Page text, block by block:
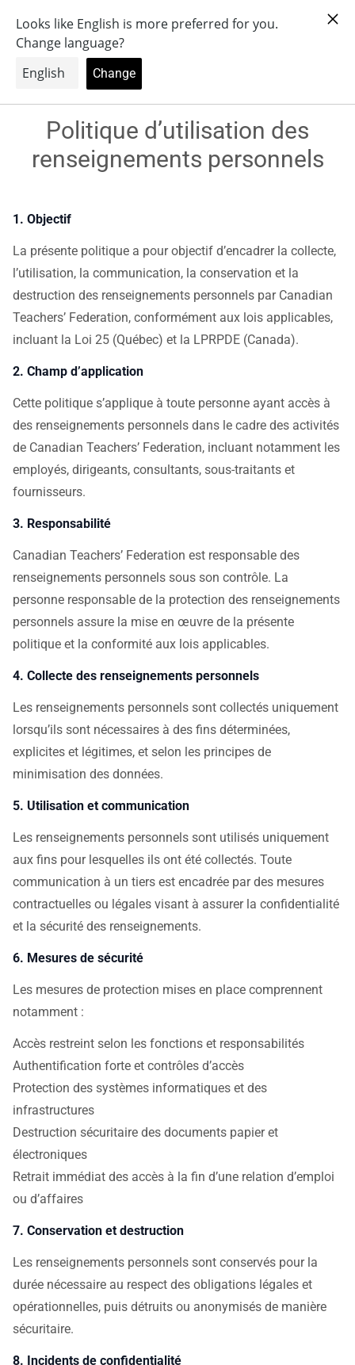
Livraison gratuite au Canada | Commandes de 100 $ et +
= 10 % de rabais - Code : CTF10
Politique d’utilisation des
renseignements personnels
1. Objectif
La présente politique a pour objectif d’encadrer la collecte,
l’utilisation, la communication, la conservation et la
destruction des renseignements personnels par Canadian
Teachers’ Federation, conformément aux lois applicables,
incluant la Loi 25 (Québec) et la LPRPDE (Canada).
2. Champ d’application
Cette politique s’applique à toute personne ayant accès à
des renseignements personnels dans le cadre des activités
de Canadian Teachers’ Federation, incluant notamment les
employés, dirigeants, consultants, sous-traitants et
fournisseurs.
3. Responsabilité
Canadian Teachers’ Federation est responsable des
renseignements personnels sous son contrôle. La
personne responsable de la protection des renseignements
personnels assure la mise en œuvre de la présente
politique et la conformité aux lois applicables.
4. Collecte des renseignements personnels
Les renseignements personnels sont collectés uniquement
lorsqu’ils sont nécessaires à des fins déterminées,
explicites et légitimes, et selon les principes de
minimisation des données.
5. Utilisation et communication
Les renseignements personnels sont utilisés uniquement
aux fins pour lesquelles ils ont été collectés. Toute
communication à un tiers est encadrée par des mesures
contractuelles ou légales visant à assurer la confidentialité
et la sécurité des renseignements.
6. Mesures de sécurité
Les mesures de protection mises en place comprennent
notamment :
Accès restreint selon les fonctions et responsabilités
Authentification forte et contrôles d’accès
Protection des systèmes informatiques et des
infrastructures
Destruction sécuritaire des documents papier et
électroniques
Retrait immédiat des accès à la fin d’une relation d’emploi
ou d’affaires
7. Conservation et destruction
Les renseignements personnels sont conservés pour la
durée nécessaire au respect des obligations légales et
opérationnelles, puis détruits ou anonymisés de manière
sécuritaire.
8. Incidents de confidentialité